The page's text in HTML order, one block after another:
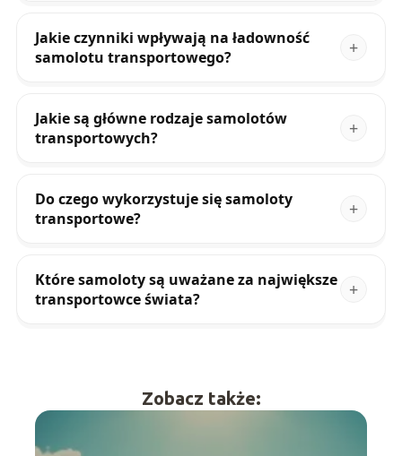
Jakie czynniki wpływają na ładowność
samolotu transportowego?
Jakie są główne rodzaje samolotów
transportowych?
Do czego wykorzystuje się samoloty
transportowe?
Które samoloty są uważane za największe
transportowce świata?
Zobacz także: